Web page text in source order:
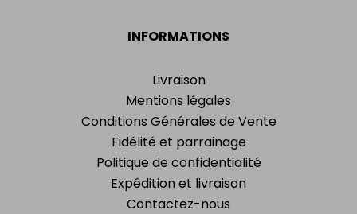
INFORMATIONS
Livraison
Mentions légales
Conditions Générales de Vente
Fidélité et parrainage
Politique de confidentialité
Expédition et livraison
Contactez-nous